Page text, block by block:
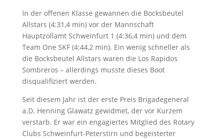
In der offenen Klasse gewannen die Bocksbeutel
Allstars (4:31,4 min) vor der Mannschaft
Hauptzollamt Schweinfurt 1 (4:36,4 min) und dem
Team One SKF (4:44,2 min). Ein wenig schneller als
die Bocksbeutel Allstars waren die Los Rapidos
Sombreros – allerdings musste dieses Boot
disqualifiziert werden.
Seit diesem Jahr ist der erste Preis Brigadegeneral
a.D. Henning Glawatz gewidmet, der vor Kurzem
verstarb. Er war ein engagiertes Mitglied des Rotary
Clubs Schweinfurt-Peterstirn und begeisterter